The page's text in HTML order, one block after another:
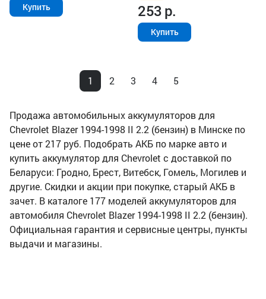
Купить 253р.
Купить
1 2 3 4 5
Продажа автомобильных аккумуляторов для
Chevrolet Blazer 1994-1998 II 2.2 (бензин) в Минске по
цене от 217 руб. Подобрать АКБ по марке авто и
купить аккумулятор для Chevrolet с доставкой по
Беларуси: Гродно, Брест, Витебск, Гомель, Могилев и
другие. Скидки и акции при покупке, старый АКБ в
зачет. В каталоге 177 моделей аккумуляторов для
автомобиля Chevrolet Blazer 1994-1998 II 2.2 (бензин).
Официальная гарантия и сервисные центры, пункты
выдачи и магазины.